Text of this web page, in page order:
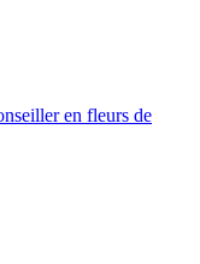
en fleurs de